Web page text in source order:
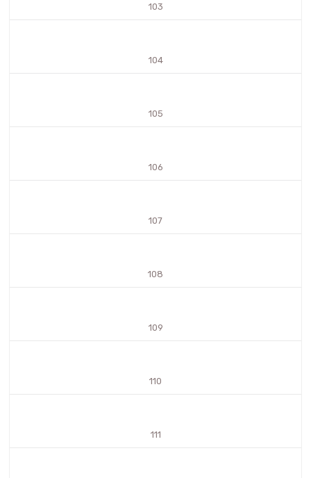
103
104
105
106
107
108
109
110
111